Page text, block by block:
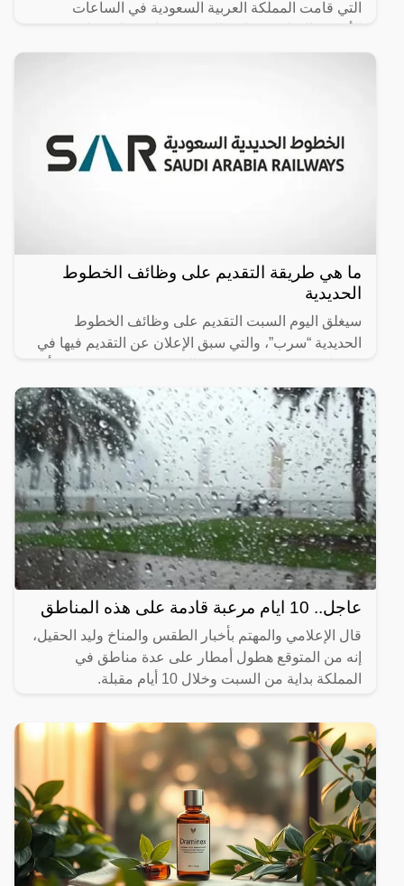
التي قامت المملكة العربية السعودية في الساعات
العاملين في
ما هي طريقة التقديم على وظائف الخطوط
الحديدية
سيغلق اليوم السبت التقديم على وظائف الخطوط
الحديدية “سرب”، والتي سبق الإعلان عن التقديم فيها في
أعلن المعهد
عاجل.. 10 ايام مرعبة قادمة على هذه المناطق
قال الإعلامي والمهتم بأخبار الطقس والمناخ وليد الحقيل،
إنه من المتوقع هطول أمطار على عدة مناطق في
المملكة بداية من السبت وخلال 10 أيام مقبلة.